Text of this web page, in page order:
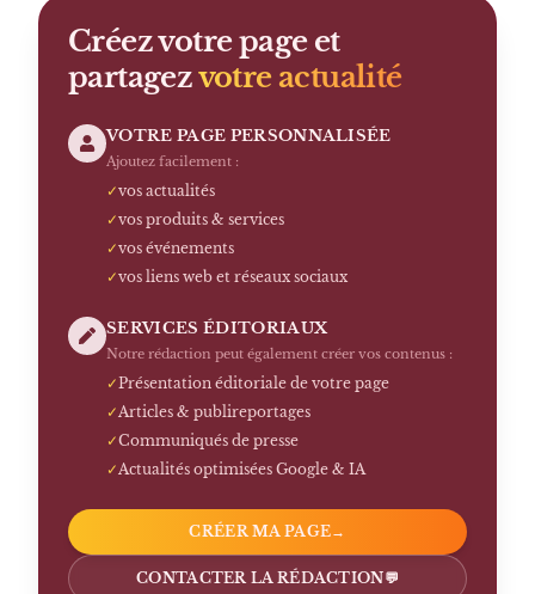
Créez votre page et
partagezvotre actualité
VOTRE PAGE PERSONNALISÉE
Ajoutez facilement :
✓vos actualités
✓vos produits & services
✓vos événements
✓vos liens web et réseaux sociaux
SERVICES ÉDITORIAUX
Notre rédaction peut également créer vos contenus :
✓Présentation éditoriale de votre page
✓ Articles & publireportages
✓Communiqués de presse
✓ Actualités optimisées Google & IA
CRÉER MA PAGE→
CONTACTER LA RÉDACTION💬